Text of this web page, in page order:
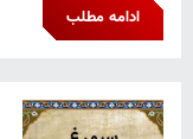
ادامه مطلب